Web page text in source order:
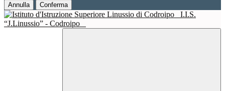
Annulla Conferma
I.I.S.
“J.Linussio” - Codroipo